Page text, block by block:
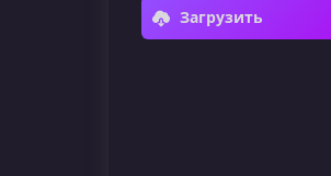
Загрузить